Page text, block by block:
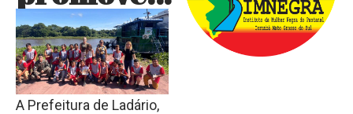
A Prefeitura de Ladário,